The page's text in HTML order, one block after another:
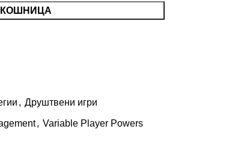
КОШНИЦА
, Друштвени игри
, Variable Player Powers